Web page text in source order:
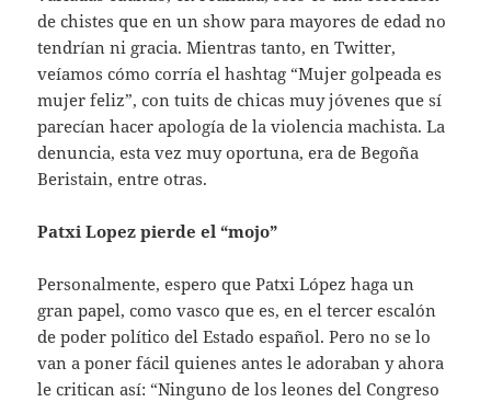
de chistes que en un show para mayores de edad no
tendrían ni gracia. Mientras tanto, en Twitter,
veíamos cómo corría el hashtag “Mujer golpeada es
mujer feliz”, con tuits de chicas muy jóvenes que sí
parecían hacer apología de la violencia machista. La
denuncia, esta vez muy oportuna, era de Begoña
Beristain, entre otras.
Patxi Lopez pierde el “mojo”
Personalmente, espero que Patxi López haga un
gran papel, como vasco que es, en el tercer escalón
de poder político del Estado español. Pero no se lo
van a poner fácil quienes antes le adoraban y ahora
le critican así: “Ninguno de los leones del Congreso